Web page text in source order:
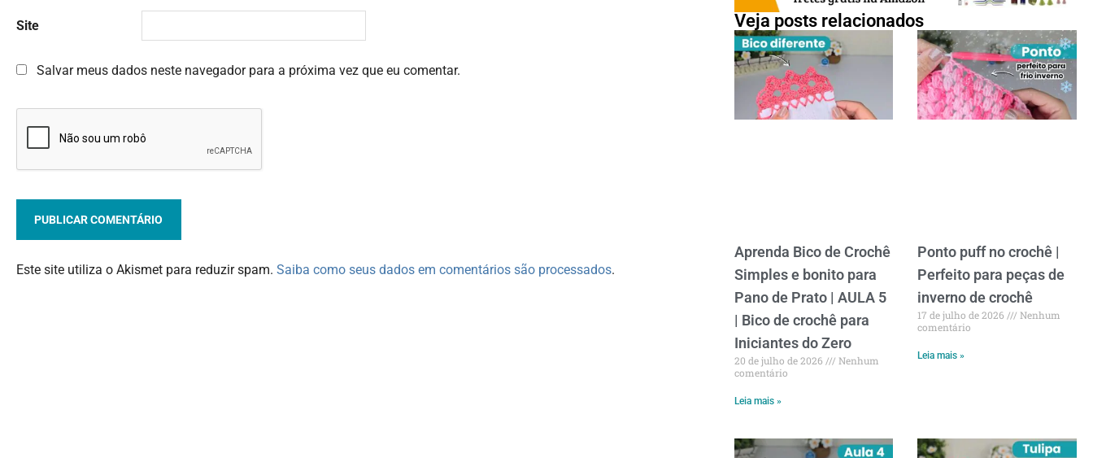
Veja posts relacionados
Aprenda Bico de Crochê
Simples e bonito para
Pano de Prato | AULA 5
| Bico de crochê para
Iniciantes do Zero
20 de julho de 2026
Nenhum
comentário
Leia mais »
Ponto puff no crochê |
Perfeito para peças de
inverno de crochê
17 de julho de 2026
Nenhum
comentário
Leia mais »
Site
Salvar meus dados neste navegador para a próxima vez que eu comentar.
Este site utiliza o Akismet para reduzir spam.Saiba como seus dados em comentários são processados.